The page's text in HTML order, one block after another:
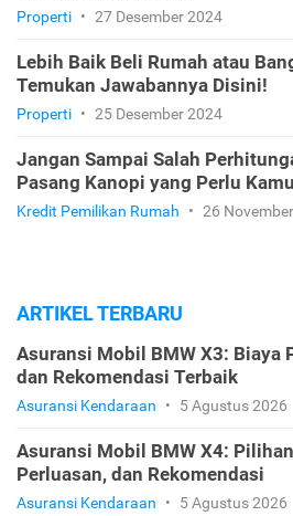
Properti • 27 Desember 2024
Lebih Baik Beli Rumah atau
Temukan Jawabannya Disini!
Properti • 25 Desember 2024
Jangan Sampai Salah
Pasang Kanopi yang Perlu
Kredit Pemilikan Rumah • 26
ARTIKEL TERBARU
Asuransi Mobil BMW X3: Biaya
dan Rekomendasi Terbaik
Asuransi Kendaraan • 5 Agustus 2026
Asuransi Mobil BMW X4:
Perluasan, dan Rekomendasi
Asuransi Kendaraan • 5 Agustus 2026